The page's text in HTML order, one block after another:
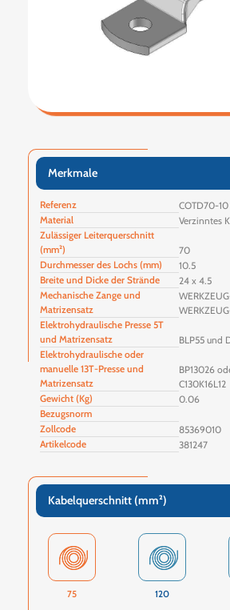
Merkmale
Referenz
COTD70-10
Material
Verzinntes
Zulässiger Leiterquerschnitt
(mm²)
70
Durchmesser des Lochs (mm)
10.5
Breite und Dicke der Strände
24 x 4.5
Mechanische Zange und
Matrizensatz
Elektrohydraulische Presse 5T
und Matrizensatz
BLP55 und
Elektrohydraulische oder
manuelle 13T-Presse und
Matrizensatz
BP13026
C130K16L12
Gewicht (Kg)
0.06
Bezugsnorm
Zollcode
85369010
Artikelcode
381247
Kabelquerschnitt (mm²)
75 120